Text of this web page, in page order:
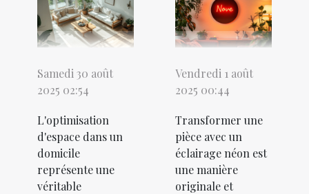
Samedi 30 août
2025 02:54
L'optimisation
d'espace dans un
domicile
représente une
véritable
Vendredi 1 août
2025 00:44
Transformer une
pièce avec un
éclairage néon est
une manière
originale et